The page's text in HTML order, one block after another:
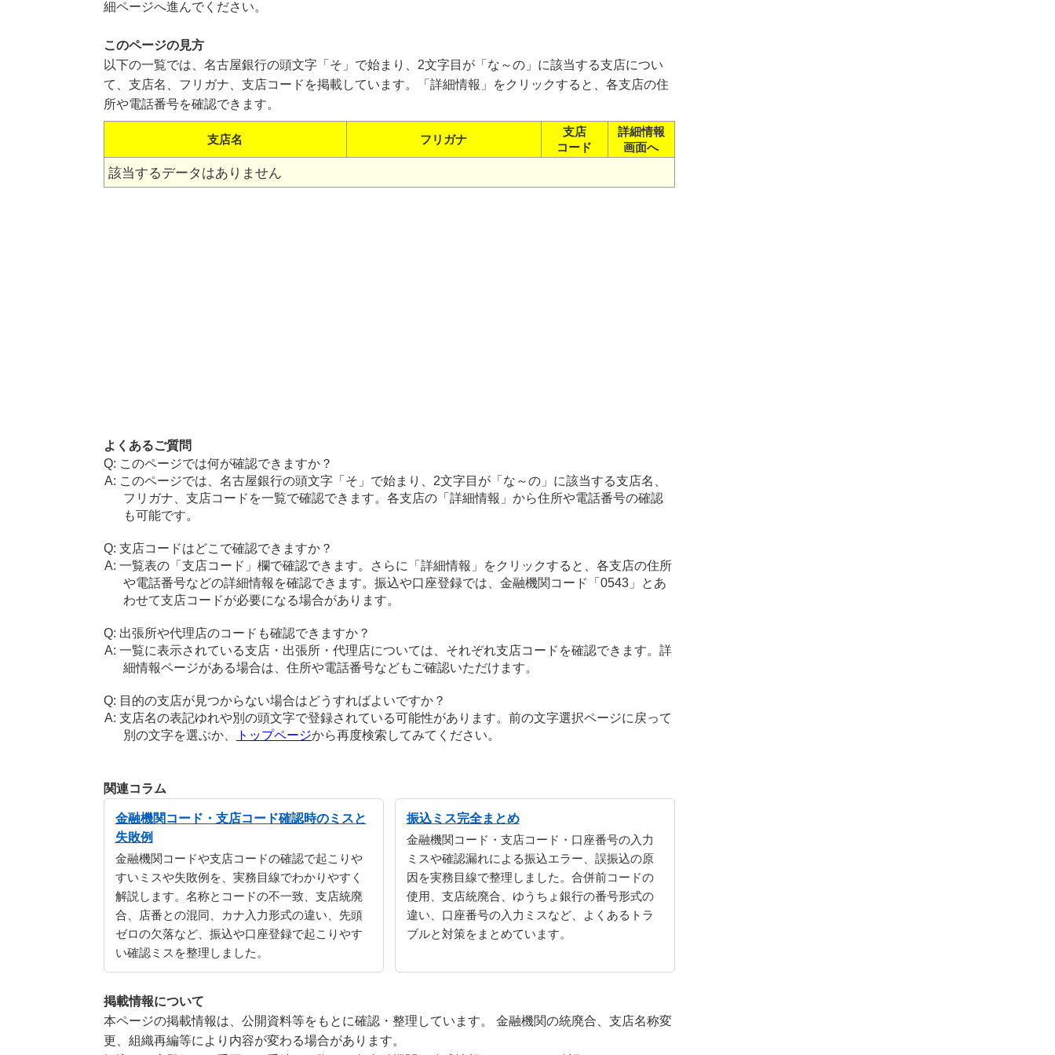
細ページへ進んでください。
このページの見方
以下の一覧では、名古屋銀行の頭文字「そ」で始まり、2文字目が「な～の」に該当する支店につい
て、支店名、フリガナ、支店コードを掲載しています。「詳細情報」をクリックすると、各支店の住
所や電話番号を確認できます。
支店名 フリガナ
支店
コード
詳細情報
画面へ
該当するデータはありません
よくあるご質問
このページでは何が確認できますか？
このページでは、名古屋銀行の頭文字「そ」で始まり、2文字目が「な～の」に該当する支店名、
フリガナ、支店コードを一覧で確認できます。各支店の「詳細情報」から住所や電話番号の確認
も可能です。
支店コードはどこで確認できますか？
一覧表の「支店コード」欄で確認できます。さらに「詳細情報」をクリックすると、各支店の住所
や電話番号などの詳細情報を確認できます。振込や口座登録では、金融機関コード「0543」とあ
わせて支店コードが必要になる場合があります。
出張所や代理店のコードも確認できますか？
一覧に表示されている支店・出張所・代理店については、それぞれ支店コードを確認できます。詳
細情報ページがある場合は、住所や電話番号などもご確認いただけます。
目的の支店が見つからない場合はどうすればよいですか？
支店名の表記ゆれや別の頭文字で登録されている可能性があります。前の文字選択ページに戻って
別の文字を選ぶか、
トップページから再度検索してみてください。
関連コラム
金融機関コード・支店コード確認時のミスと
失敗例
金融機関コードや支店コードの確認で起こりや
すいミスや失敗例を、実務目線でわかりやすく
解説します。名称とコードの不一致、支店統廃
合、店番との混同、カナ入力形式の違い、先頭
ゼロの欠落など、振込や口座登録で起こりやす
い確認ミスを整理しました。
振込ミス完全まとめ
金融機関コード・支店コード・口座番号の入力
ミスや確認漏れによる振込エラー、誤振込の原
因を実務目線で整理しました。合併前コードの
使用、支店統廃合、ゆうちょ銀行の番号形式の
違い、口座番号の入力ミスなど、よくあるトラ
ブルと対策をまとめています。
掲載情報について
本ページの掲載情報は、公開資料等をもとに確認・整理しています。 金融機関の統廃合、支店名称変
更、組織再編等により内容が変わる場合があります。